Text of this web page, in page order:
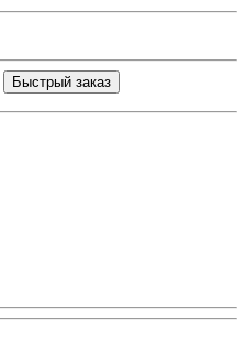
Быстрый заказ